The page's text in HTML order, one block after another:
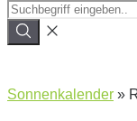
Sonnenkalender »